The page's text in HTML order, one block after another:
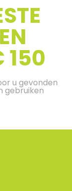
150
u gevonden
gebruiken